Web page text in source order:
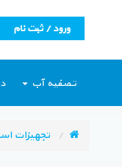
ورود / ثبت نام
تصفیه آب
تجهیزات